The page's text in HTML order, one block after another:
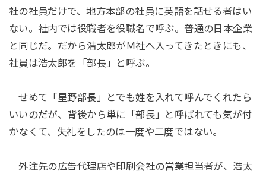
社の社員だけで、地方本部の社員に英語を話せる者はい
ない。社内では役職者を役職名で呼ぶ。普通の日本企業
と同じだ。だから浩太郎がＭ社へ入ってきたときにも、
社員は浩太郎を「部長」と呼ぶ。
せめて「星野部長」とでも姓を入れて呼んでくれたら
いいのだが、背後から単に「部長」と呼ばれても気が付
かなくて、失礼をしたのは一度や二度ではない。
外注先の広告代理店や印刷会社の営業担当者が、浩太